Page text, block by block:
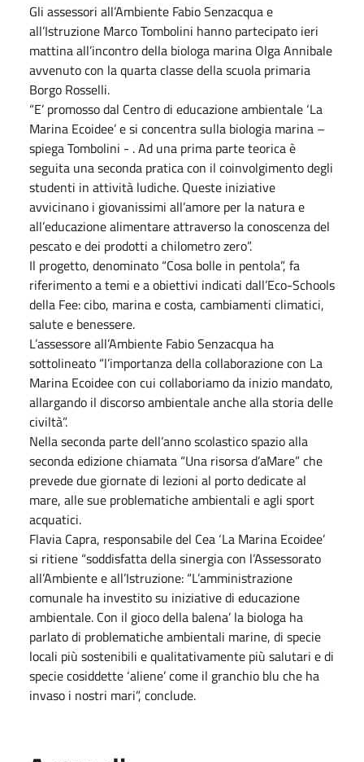
Gli assessori all’Ambiente Fabio Senzacqua e
all’Istruzione Marco Tombolini hanno partecipato ieri
mattina all’incontro della biologa marina Olga Annibale
avvenuto con la quarta classe della scuola primaria
Borgo Rosselli.
“E’ promosso dal Centro di educazione ambientale ‘La
Marina Ecoidee’ e si concentra sulla biologia marina –
spiega Tombolini - . Ad una prima parte teorica è
seguita una seconda pratica con il coinvolgimento degli
studenti in attività ludiche. Queste iniziative
avvicinano i giovanissimi all’amore per la natura e
all’educazione alimentare attraverso la conoscenza del
pescato e dei prodotti a chilometro zero”.
Il progetto, denominato “Cosa bolle in pentola”, fa
riferimento a temi e a obiettivi indicati dall’Eco-Schools
della Fee: cibo, marina e costa, cambiamenti climatici,
salute e benessere.
L’assessore all’Ambiente Fabio Senzacqua ha
sottolineato “l’importanza della collaborazione con La
Marina Ecoidee con cui collaboriamo da inizio mandato,
allargando il discorso ambientale anche alla storia delle
civiltà”.
Nella seconda parte dell’anno scolastico spazio alla
seconda edizione chiamata “Una risorsa d’aMare” che
prevede due giornate di lezioni al porto dedicate al
mare, alle sue problematiche ambientali e agli sport
acquatici.
Flavia Capra, responsabile del Cea ‘La Marina Ecoidee’
si ritiene “soddisfatta della sinergia con l’Assessorato
all’Ambiente e all’Istruzione: “L’amministrazione
comunale ha investito su iniziative di educazione
ambientale. Con il gioco della balena’ la biologa ha
parlato di problematiche ambientali marine, di specie
locali più sostenibili e qualitativamente più salutari e di
specie cosiddette ‘aliene’ come il granchio blu che ha
invaso i nostri mari”, conclude.